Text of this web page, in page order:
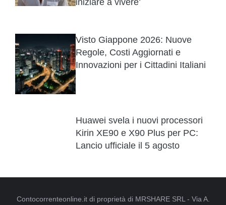
Visto Giappone 2026: Nuove
Regole, Costi Aggiornati e
Innovazioni per i Cittadini Italiani
Huawei svela i nuovi processori
Kirin XE90 e X90 Plus per PC:
Lancio ufficiale il 5 agosto
Contocorrenteonline.it di proprietà di MRSHARE SRL - Via A.